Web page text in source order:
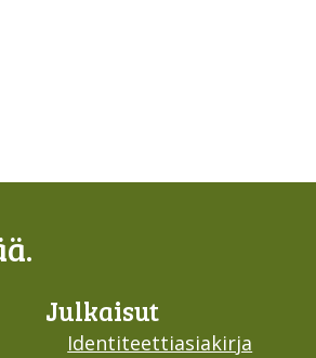
Julkaisut
Identiteettiasiakirja